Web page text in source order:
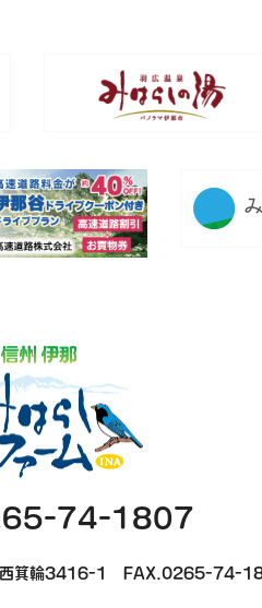
74-1807
箕輪3416-1 FAX.0265-74-